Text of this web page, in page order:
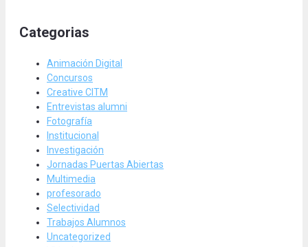
Categorias
Animación Digital
Concursos
Creative CITM
Entrevistas alumni
Fotografía
Institucional
Investigación
Jornadas Puertas Abiertas
Multimedia
profesorado
Selectividad
Trabajos Alumnos
Uncategorized